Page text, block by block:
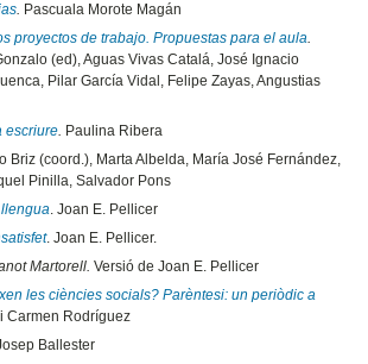
. Pascuala Morote Magán
proyectos de trabajo. Propuestas para el aula.
(ed), Aguas Vivas Catalá, José Ignacio
Pilar García Vidal, Felipe Zayas, Angustias
escriure. Paulina Ribera
Briz (coord.), Marta Albelda, María José Fernández,
Pinilla, Salvador Pons
. Joan E. Pellicer
. Joan E. Pellicer.
Martorell. Versió de Joan E. Pellicer
les ciències socials? Parèntesi: un periòdic a
Carmen Rodríguez
Ballester